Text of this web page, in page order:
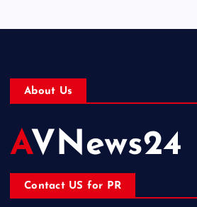
About Us
AVNews24
Contact US for PR